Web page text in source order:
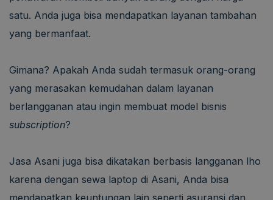
satu. Anda juga bisa mendapatkan layanan tambahan
yang bermanfaat.
Gimana? Apakah Anda sudah termasuk orang-orang
yang merasakan kemudahan dalam layanan
berlangganan atau ingin membuat model bisnis
subscription?
Jasa Asani juga bisa dikatakan berbasis langganan lho
karena dengan sewa laptop di Asani, Anda bisa